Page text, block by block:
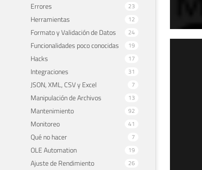
Errores 23
Herramientas 12
Formato y Validación de Datos 24
Funcionalidades poco conocidas 19
Hacks 17
Integraciones 31
JSON, XML, CSV y Excel 7
Manipulación de Archivos 13
Mantenimiento 92
Monitoreo 41
Qué no hacer 7
OLE Automation 19
Ajuste de Rendimiento 26